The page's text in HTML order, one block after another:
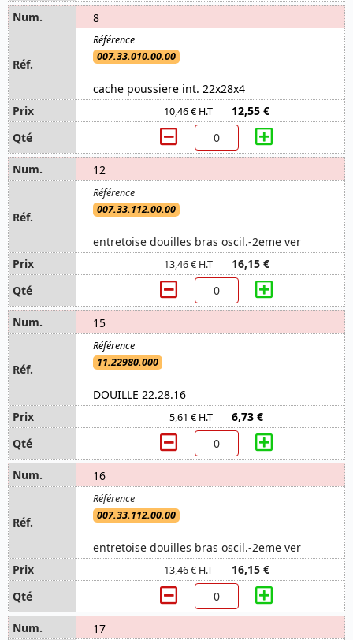
8
007.33.010.00.00
cache poussiere int. 22x28x4
10,46 € H.T 12,55 €
12
007.33.112.00.00
entretoise douilles bras oscil.-2eme ver
13,46 € H.T 16,15 €
15
11.22980.000
DOUILLE 22.28.16
5,61 € H.T 6,73 €
16
007.33.112.00.00
entretoise douilles bras oscil.-2eme ver
13,46 € H.T 16,15 €
17